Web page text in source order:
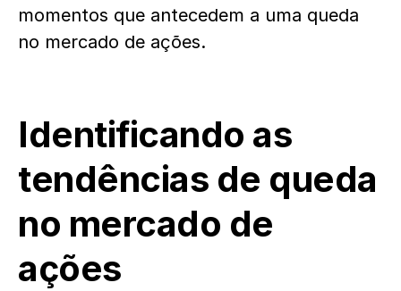
momentos que antecedem a uma queda
no mercado de ações.
Identificando as
tendências de queda
no mercado de
ações